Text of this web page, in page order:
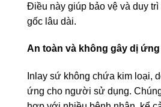
Điều này giúp bảo vệ và duy
gốc lâu dài.
An toàn và không gây dị ứng
Inlay sứ không chứa kim loại,
ứng cho người sử dụng.